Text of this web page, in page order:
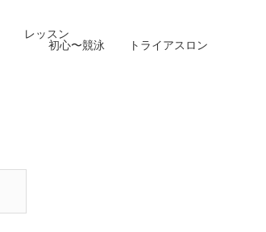
レッスン
初心〜競泳
トライアスロン